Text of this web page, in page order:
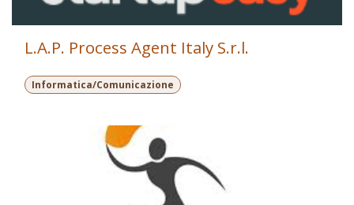
L.A.P. Process Agent Italy S.r.l.
Informatica/Comunicazione